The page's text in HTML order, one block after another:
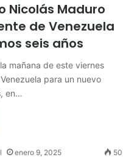
Nicolás Maduro
de Venezuela
seis años
mañana de este viernes
para un nuevo
en…
enero 9, 2025 50